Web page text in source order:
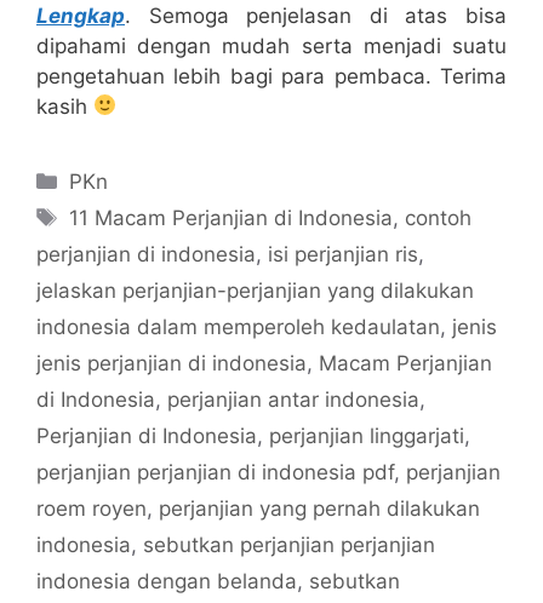
Lengkap. Semoga penjelasan di atas bisa
dipahami dengan mudah serta menjadi suatu
pengetahuan lebih bagi para pembaca. Terima
kasih
Categories
PKn
Tags
11 Macam Perjanjian di Indonesia, contoh
perjanjian di indonesia, isi perjanjian ris,
jelaskan perjanjian-perjanjian yang dilakukan
indonesia dalam memperoleh kedaulatan, jenis
jenis perjanjian di indonesia, Macam Perjanjian
di Indonesia, perjanjian antar indonesia,
Perjanjian di Indonesia, perjanjian linggarjati,
perjanjian perjanjian di indonesia pdf, perjanjian
roem royen, perjanjian yang pernah dilakukan
indonesia, sebutkan perjanjian perjanjian
indonesia dengan belanda, sebutkan